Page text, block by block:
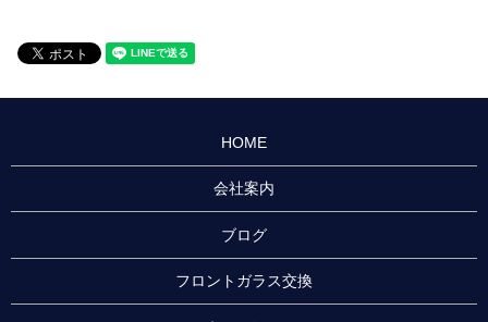
HOME
会社案内
ブログ
フロントガラス交換